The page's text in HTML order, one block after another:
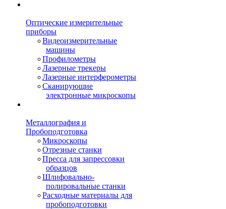
Оптические измерительные
приборы
Видеоизмерительные
машины
Профилометры
Лазерные трекеры
Лазерные интерферометры
Сканирующие
электронные микроскопы
Металлография и
Пробоподготовка
Микроскопы
Отрезные станки
Пресса для запрессовки
образцов
Шлифовально-
полировальные станки
Расходные материалы для
пробоподготовки